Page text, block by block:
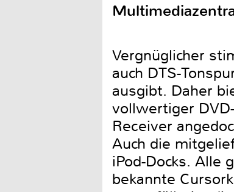
Vergnüglicher
auch DTS-
ausgibt. Daher
vollwertiger
Receiver
Auch die
iPod-Docks. Alle
bekannte